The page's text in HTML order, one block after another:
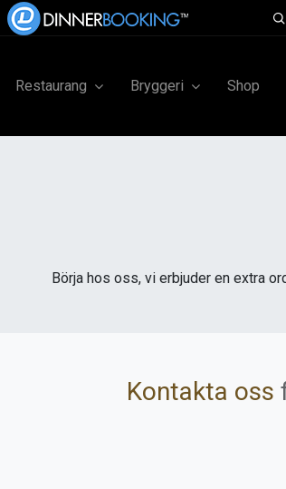
Restaurang Bryggeri Shop
Börja hos oss, vi erbjuder en extra
Kontakta oss